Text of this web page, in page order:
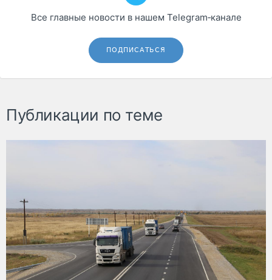
Все главные новости в нашем Telegram‑канале
ПОДПИСАТЬСЯ
Публикации по теме